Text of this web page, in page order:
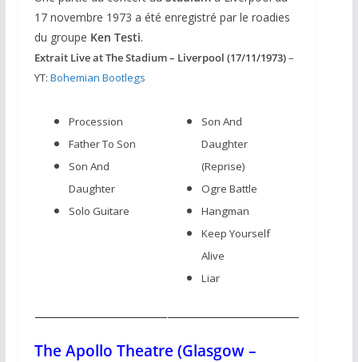
17 novembre 1973 a été enregistré par le roadies
du groupe Ken Testi.
Extrait Live at The Stadium – Liverpool (17/11/1973)–
YT: Bohemian Bootlegs
Procession
Father To Son
Son And
Daughter
Solo Guitare
Son And
Daughter
(Reprise)
Ogre Battle
Hangman
Keep Yourself
Alive
Liar
The Apollo Theatre (Glasgow –